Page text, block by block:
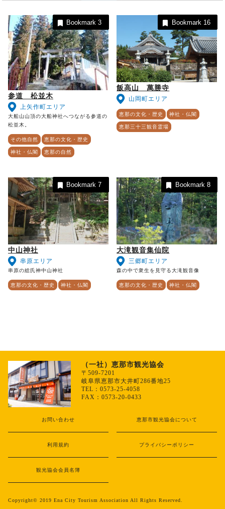
参道 松並木
上矢作町エリア
大船山山頂の大船神社へつながる参道の
松並木。
その他自然 恵那の文化・歴史
神社・仏閣 恵那の自然
Bookmark3
飯高山 萬勝寺
山岡町エリア
恵那の文化・歴史 神社・仏閣
恵那三十三観音霊場
Bookmark 16
中山神社
串原エリア
串原の総氏神中山神社
恵那の文化・歴史 神社・仏閣
Bookmark7
大滝観音集仙院
三郷町エリア
森の中で衆生を見守る大滝観音像
恵那の文化・歴史 神社・仏閣
Bookmark 8
（一社）恵那市観光協会
〒509-7201
岐阜県恵那市大井町286番地25
TEL：0573-25-4058
FAX：0573-20-0433
お問い合わせ 恵那市観光協会について
利用規約 プライバシーポリシー
観光協会会員名簿
Copyright© 2019 Ena City Tourism Association All Rights Reserved.